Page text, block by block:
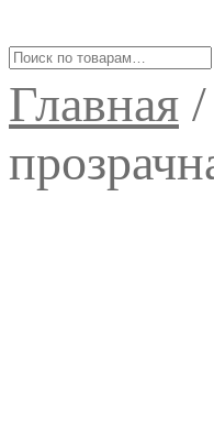
Главная /